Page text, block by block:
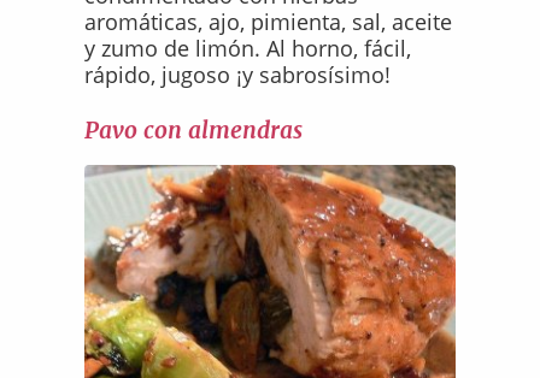
aromáticas, ajo, pimienta, sal, aceite
y zumo de limón. Al horno, fácil,
rápido, jugoso ¡y sabrosísimo!
Pavo con almendras